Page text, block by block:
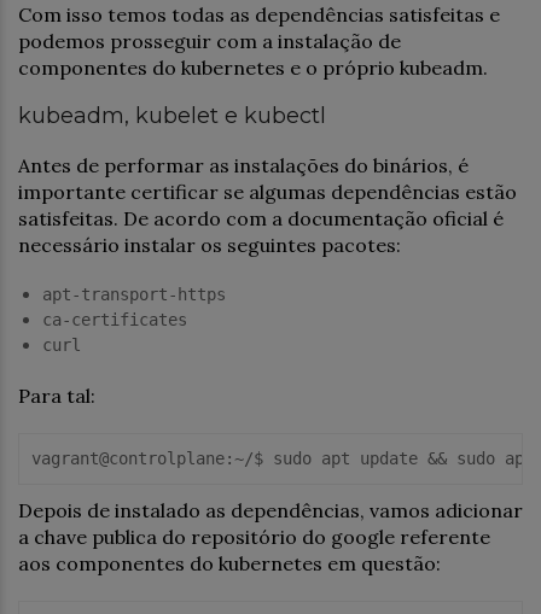
Com isso temos todas as dependências satisfeitas e
podemos prosseguir com a instalação de
componentes do kubernetes e o próprio kubeadm.
kubeadm, kubelet e kubectl
Antes de performar as instalações do binários, é
importante certificar se algumas dependências estão
satisfeitas. De acordo com a documentação oficial é
necessário instalar os seguintes pacotes:
apt-transport-https
ca-certificates
curl
Para tal:
vagrant@controlplane:~/$
Depois de instalado as dependências, vamos adicionar
a chave publica do repositório do google referente
aos componentes do kubernetes em questão: